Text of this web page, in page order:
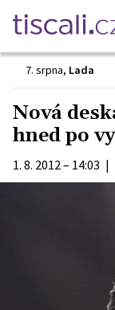
7. srpna, Lada
Nová
hned po
1. 8. 2012 – 14:03 |